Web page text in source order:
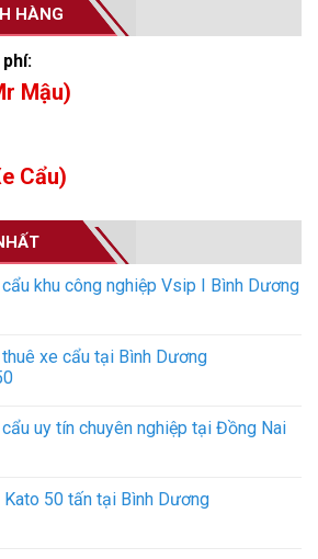
HÀNG
Mậu)
Cẩu)
khu công nghiệp Vsip I Bình Dương
xe cẩu tại Bình Dương
uy tín chuyên nghiệp tại Đồng Nai
Kato 50 tấn tại Bình Dương